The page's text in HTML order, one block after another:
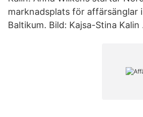
marknadsplats för affärsänglar
Baltikum. Bild: Kajsa-Stina Kalin